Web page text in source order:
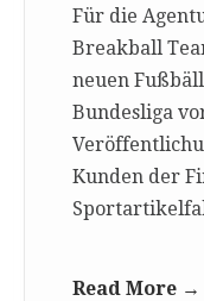
Für die
Breakball
neuen
Bundesliga
Kunden der
Read More →